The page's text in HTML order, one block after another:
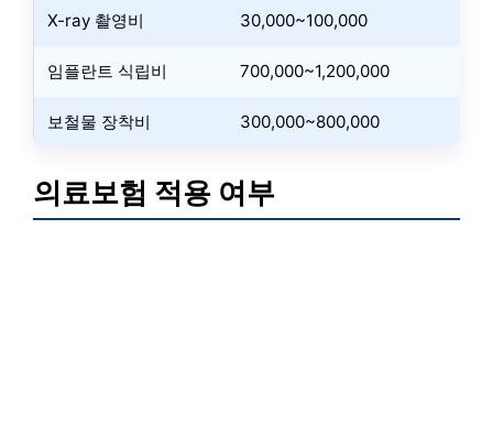
X-ray 촬영비 30,000~100,000
임플란트 식립비 700,000~1,200,000
보철물 장착비 300,000~800,000
의료보험 적용 여부